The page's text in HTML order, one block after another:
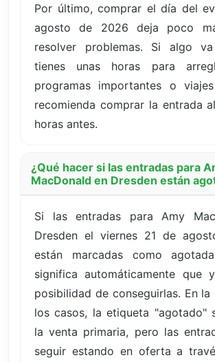
Por último, comprar el día del
agosto de 2026 deja poco
resolver problemas. Si algo
tienes unas horas para
programas importantes o
recomienda comprar la entrada
horas antes.
¿Qué hacer si las entradas para
MacDonald en Dresden están
Si las entradas para Amy
Dresden el viernes 21 de
están marcadas como
significa automáticamente que
posibilidad de conseguirlas. En la
los casos, la etiqueta "agotado"
la venta primaria, pero las
seguir estando en oferta a